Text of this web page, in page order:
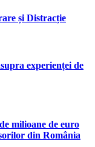
și Distracție
experienței de
milioane de euro
din România